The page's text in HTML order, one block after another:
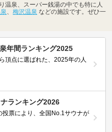
温泉、スーパー銭湯の中でも特に人
梅沢温泉 などの施設です。ぜひ一
年間ランキング2025
頂点に選ばれた、2025年の人
ランキング2026
投票により、全国No.1サウナが